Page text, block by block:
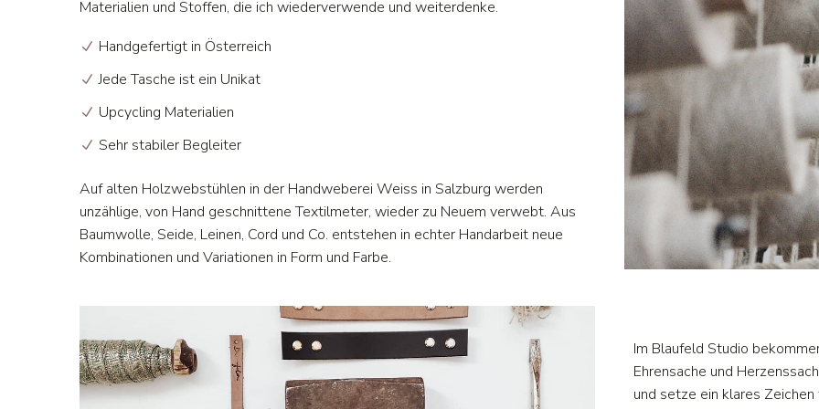
Materialien und Stoffen, die ich wiederverwende und weiterdenke.
Handgefertigt in Österreich
Jede Tasche ist ein Unikat
Upcycling Materialien
Sehr stabiler Begleiter
Auf alten Holzwebstühlen in der Handweberei Weiss in Salzburg werden
unzählige, von Hand geschnittene Textilmeter, wieder zu Neuem verwebt. Aus
Baumwolle, Seide, Leinen, Cord und Co. entstehen in echter Handarbeit neue
Kombinationen und Variationen in Form und Farbe.
Im Blaufeld Studio
Ehrensache und
und setze ein klares